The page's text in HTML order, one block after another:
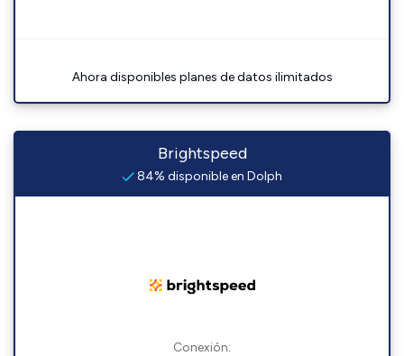
Ahora disponibles planes de datos ilimitados
Brightspeed
84% disponible en Dolph
Conexión: